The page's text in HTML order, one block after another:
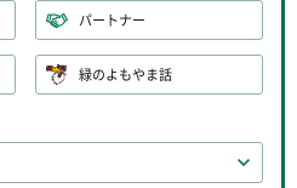
パートナー
緑のよもやま話